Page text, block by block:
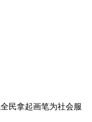
民拿起画笔为社会服